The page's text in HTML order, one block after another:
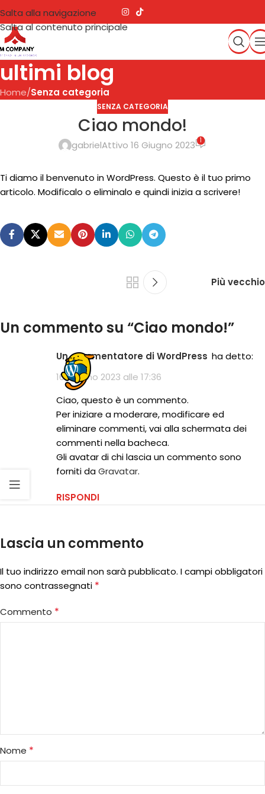
Salta alla navigazione
Salta al contenuto principale
ultimi blog
Home/Senza categoria
SENZA CATEGORIA
Ciao mondo!
gabrielAttivo 16 Giugno 2023 1
Ti diamo il benvenuto in WordPress. Questo è il tuo primo
articolo. Modificalo o eliminalo e quindi inizia a scrivere!
Più vecchio
Un commento su “Ciao mondo!”
Un commentatore di WordPress ha detto:
16 Giugno 2023 alle 17:36
Ciao, questo è un commento.
Per iniziare a moderare, modificare ed
eliminare commenti, vai alla schermata dei
commenti nella bacheca.
Gli avatar di chi lascia un commento sono
forniti daGravatar.
RISPONDI
Lascia un commento
Il tuo indirizzo email non sarà pubblicato. I campi obbligatori
sono contrassegnati *
Commento *
Nome *